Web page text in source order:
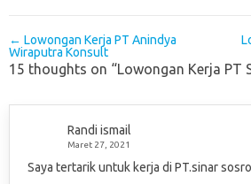
Post navigation
← Lowongan Kerja PT Anindya
Wiraputra Konsult
15 thoughts on “Lowongan Kerja PT
Randi ismail
Maret 27, 2021
Saya tertarik untuk kerja di PT.sinar sosro